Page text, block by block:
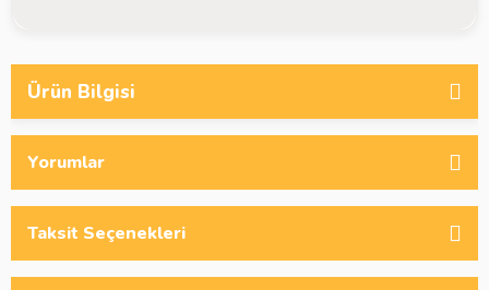
Ürün Bilgisi
Yorumlar
Taksit Seçenekleri